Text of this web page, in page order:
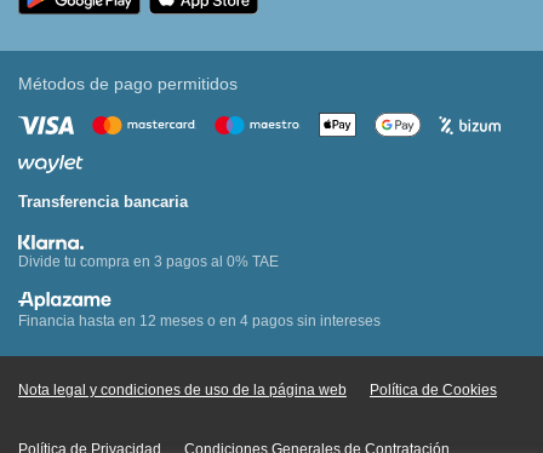
Métodos de pago permitidos
Transferencia bancaria
Divide tu compra en 3 pagos al 0% TAE
Financia hasta en 12 meses o en 4 pagos sin intereses
Nota legal y condiciones de uso de la página web Política de Cookies
Política de Privacidad Condiciones Generales de Contratación